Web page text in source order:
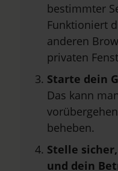
bestimmter
Funktioniert
anderen
privaten
Starte dein
Das kann
beheben.
Stelle
und dein